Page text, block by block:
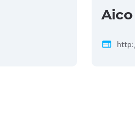
Aico
web